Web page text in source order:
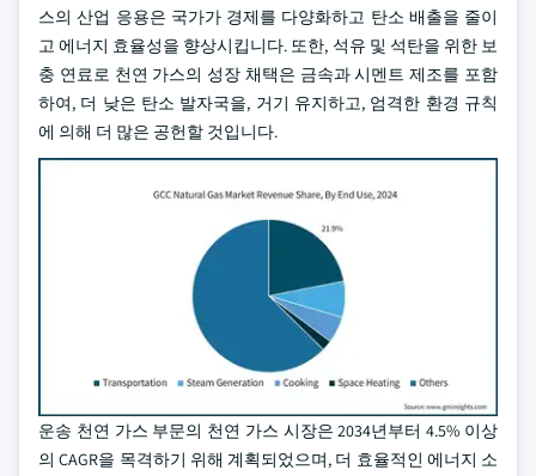
스의 산업 응용은 국가가 경제를 다양화하고 탄소 배출을 줄이
고 에너지 효율성을 향상시킵니다. 또한, 석유 및 석탄을 위한 보
충 연료로 천연 가스의 성장 채택은 금속과 시멘트 제조를 포함
하여, 더 낮은 탄소 발자국을, 거기 유지하고, 엄격한 환경 규칙
에 의해 더 많은 공헌할 것입니다.
운송 천연 가스 부문의 천연 가스 시장은 2034년부터 4.5% 이상
의 CAGR을 목격하기 위해 계획되었으며, 더 효율적인 에너지 소